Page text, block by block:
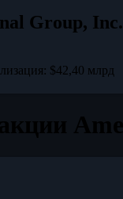
Group, Inc.
$42,40 млрд